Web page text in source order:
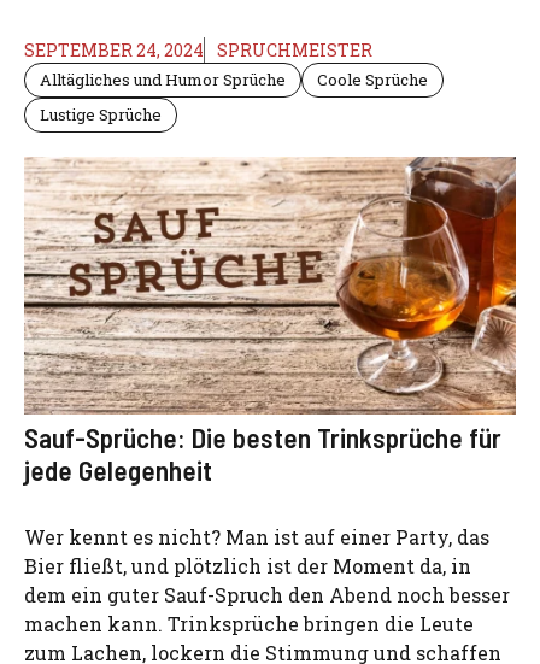
SEPTEMBER 24, 2024 SPRUCHMEISTER
Alltägliches und Humor Sprüche
Coole Sprüche
Lustige Sprüche
Sauf-Sprüche: Die besten Trinksprüche für
jede Gelegenheit
Wer kennt es nicht? Man ist auf einer Party, das
Bier fließt, und plötzlich ist der Moment da, in
dem ein guter Sauf-Spruch den Abend noch besser
machen kann. Trinksprüche bringen die Leute
zum Lachen, lockern die Stimmung und schaffen